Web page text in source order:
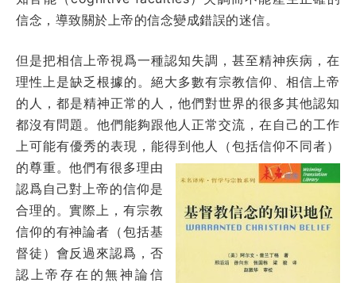
信念，導致關於上帝的信念變成錯誤的迷信。
但是把相信上帝視爲一種認知失調，甚至精神疾病，在
理性上是缺乏根據的。絕大多數有宗教信仰、相信上帝
的人，都是精神正常的人，他們對世界的很多其他認知
都沒有問題。他們能夠跟他人正常交流，在自己的工作
上可能有優秀的表現，能得到他人（包括信仰不同者）
的尊重。他們有很多理由
認爲自己對上帝的信仰是
合理的。實際上，有宗教
信仰的有神論者 （包括基
督徒）會反過來認爲，否
認上帝存在的無神論信